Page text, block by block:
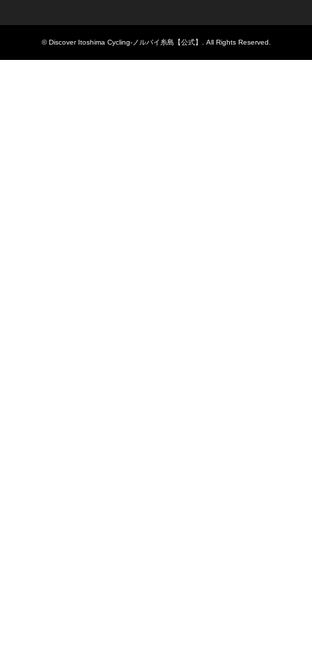
©Discover Itoshima Cycling-ノルバイ糸島【公式】 . All Rights Reserved.